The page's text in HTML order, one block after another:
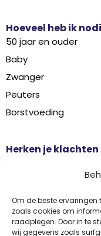
Om de beste ervaringen
zoals cookies om
raadplegen. Door in te
wij gegevens zoals
Hoeveel heb ik
50 jaar en ouder
Baby
Zwanger
Peuters
Borstvoeding
Herken je klachten
Griep
Haaruitval
Overgangsklachten